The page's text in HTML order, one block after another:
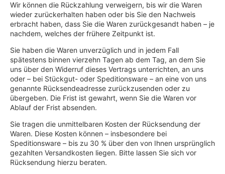
Wir können die Rückzahlung verweigern, bis wir die Waren
wieder zurückerhalten haben oder bis Sie den Nachweis
erbracht haben, dass Sie die Waren zurückgesandt haben – je
nachdem, welches der frühere Zeitpunkt ist.
Sie haben die Waren unverzüglich und in jedem Fall
spätestens binnen vierzehn Tagen ab dem Tag, an dem Sie
uns über den Widerruf dieses Vertrags unterrichten, an uns
oder – bei Stückgut- oder Speditionsware – an eine von uns
genannte Rücksendeadresse zurückzusenden oder zu
übergeben. Die Frist ist gewahrt, wenn Sie die Waren vor
Ablauf der Frist absenden.
Sie tragen die unmittelbaren Kosten der Rücksendung der
Waren. Diese Kosten können – insbesondere bei
Speditionsware – bis zu 30 % über den von Ihnen ursprünglich
gezahlten Versandkosten liegen. Bitte lassen Sie sich vor
Rücksendung hierzu beraten.